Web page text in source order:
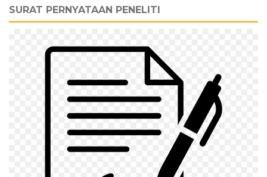
SURAT PERNYATAAN PENELITI